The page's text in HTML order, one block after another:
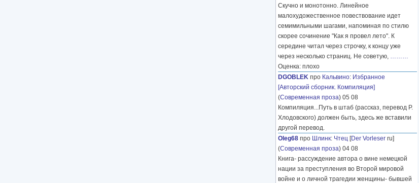
Скучно и монотонно. Линейное
малохудожественное повествование идет
семимильными шагами, напоминая по стилю
скорее сочинение "Как я провел лето". К
середине читал через строчку, к концу уже
через несколько страниц. Не советую, ………
Оценка: плохо
DGOBLEK про Кальвино: Избранное
[Авторский сборник. Компиляция]
(Современная проза) 05 08
Компиляция...Путь в штаб (рассказ, перевод Р.
Хлодовского) должен быть, здесь же вставили
другой перевод.
Oleg68 про Шлинк: Чтец [Der Vorleser ru]
(Современная проза) 04 08
Книга- рассуждение автора о вине немецкой
нации за преступления во Второй мировой
войне и о личной трагедии женщины- бывшей